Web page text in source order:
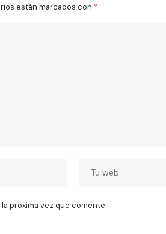
están marcados con *
próxima vez que comente.